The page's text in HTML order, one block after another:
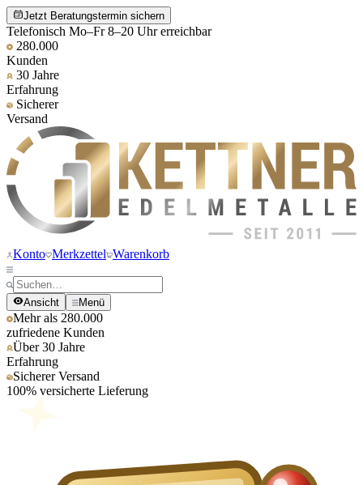
Jetzt Beratungstermin sichern
Telefonisch Mo–Fr 8–20 Uhr erreichbar
280.000
Kunden
30 Jahre
Erfahrung
Sicherer
Versand
Konto Merkzettel Warenkorb
Ansicht Menü
Mehr als 280.000
zufriedene Kunden
Über 30 Jahre
Erfahrung
Sicherer Versand
100% versicherte Lieferung